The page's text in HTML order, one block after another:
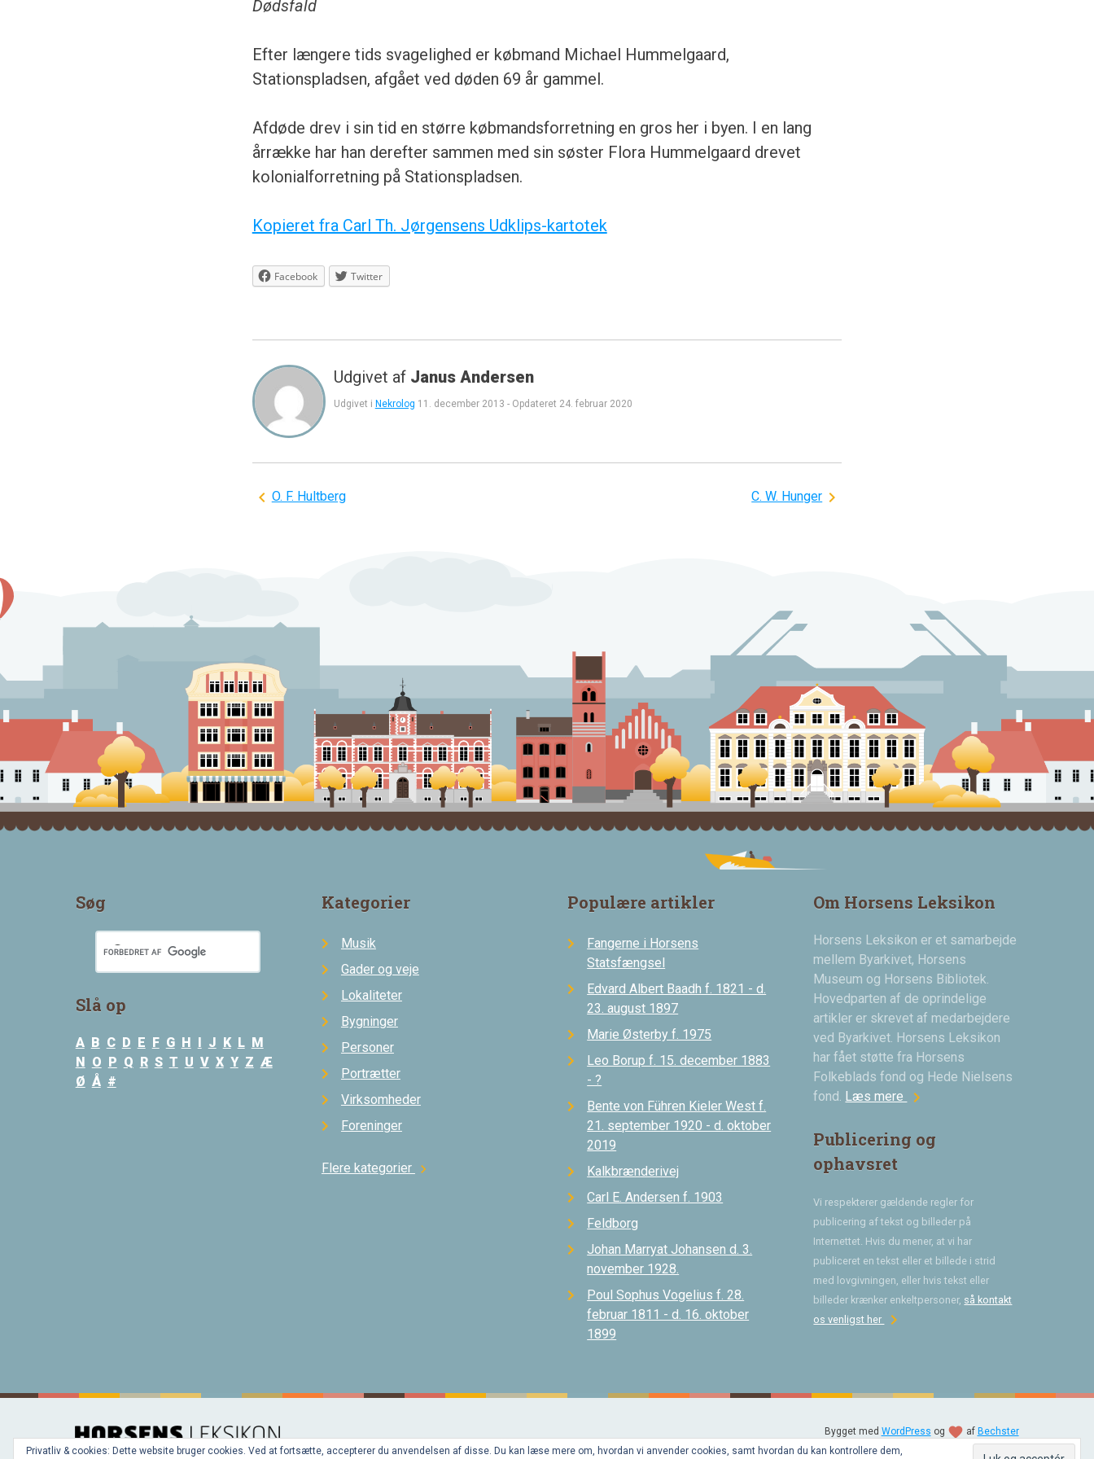
Dødsfald
Efter længere tids svagelighed er købmand Michael Hummelgaard,
Stationspladsen, afgået ved døden 69 år gammel.
Afdøde drev i sin tid en større købmandsforretning en gros her i byen. I en lang
årrække har han derefter sammen med sin søster Flora Hummelgaard drevet
kolonialforretning på Stationspladsen.
Kopieret fra Carl Th. Jørgensens Udklips-kartotek
Facebook Twitter
Udgivet af Janus Andersen
Udgivet i Nekrolog 11. december 2013 - Opdateret 24. februar 2020
Indlægsnavigation
O. F. Hultberg C. W. Hunger
Søg
Slå op
A B C D E F G H I J K L M
N O P Q R S T U V X Y Z Æ
Ø Å #
Kategorier
Musik
Gader og veje
Lokaliteter
Bygninger
Personer
Portrætter
Virksomheder
Foreninger
Flere kategorier chevron_right
Populære artikler
Fangerne i Horsens
Statsfængsel
Edvard Albert Baadh f. 1821 - d.
23. august 1897
Marie Østerby f. 1975
Leo Borup f. 15. december 1883
- ?
Bente von Führen Kieler West f.
21. september 1920 - d. oktober
2019
Kalkbrænderivej
Carl E. Andersen f. 1903
Feldborg
Johan Marryat Johansen d. 3.
november 1928.
Poul Sophus Vogelius f. 28.
februar 1811 - d. 16. oktober
1899
Om Horsens Leksikon
Horsens Leksikon er et samarbejde
mellem Byarkivet, Horsens
Museum og Horsens Bibliotek.
Hovedparten af de oprindelige
artikler er skrevet af medarbejdere
ved Byarkivet. Horsens Leksikon
har fået støtte fra Horsens
Folkeblads fond og Hede Nielsens
fond. Læs mere chevron_right
Publicering og
ophavsret
Vi respekterer gældende regler for
publicering af tekst og billeder på
Internettet. Hvis du mener, at vi har
publiceret en tekst eller et billede i strid
med lovgivningen, eller hvis tekst eller
billeder krænker enkeltpersoner, så kontakt
os venligst her chevron_right
Bygget med WordPress og favorite af Bechster
Privatliv & cookies: Dette website bruger cookies. Ved at fortsætte, accepterer du anvendelsen af disse. Du kan læse mere om, hvordan vi anvender cookies, samt hvordan du kan kontrollere dem,